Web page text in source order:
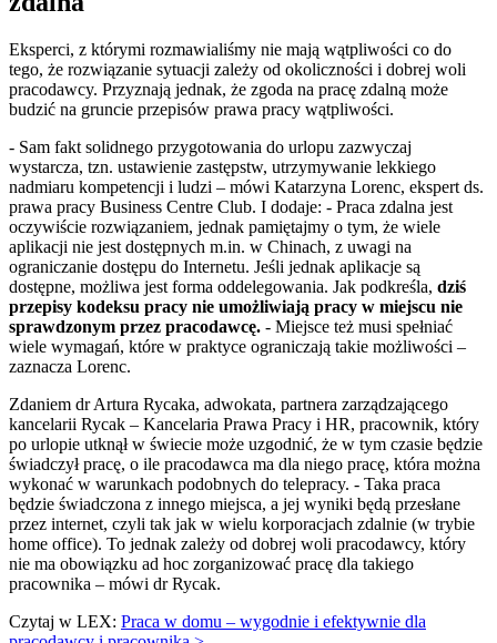
Eksperci, z którymi rozmawialiśmy nie mają wątpliwości co do
tego, że rozwiązanie sytuacji zależy od okoliczności i dobrej woli
pracodawcy. Przyznają jednak, że zgoda na pracę zdalną może
budzić na gruncie przepisów prawa pracy wątpliwości.
- Sam fakt solidnego przygotowania do urlopu zazwyczaj
wystarcza, tzn. ustawienie zastępstw, utrzymywanie lekkiego
nadmiaru kompetencji i ludzi – mówi Katarzyna Lorenc, ekspert ds.
prawa pracy Business Centre Club. I dodaje: - Praca zdalna jest
oczywiście rozwiązaniem, jednak pamiętajmy o tym, że wiele
aplikacji nie jest dostępnych m.in. w Chinach, z uwagi na
ograniczanie dostępu do Internetu. Jeśli jednak aplikacje są
dostępne, możliwa jest forma oddelegowania. Jak podkreśla, dziś
przepisy kodeksu pracy nie umożliwiają pracy w miejscu nie
sprawdzonym przez pracodawcę. - Miejsce też musi spełniać
wiele wymagań, które w praktyce ograniczają takie możliwości –
zaznacza Lorenc.
Zdaniem dr Artura Rycaka, adwokata, partnera zarządzającego
kancelarii Rycak – Kancelaria Prawa Pracy i HR, pracownik, który
po urlopie utknął w świecie może uzgodnić, że w tym czasie będzie
świadczył pracę, o ile pracodawca ma dla niego pracę, która można
wykonać w warunkach podobnych do telepracy. - Taka praca
będzie świadczona z innego miejsca, a jej wyniki będą przesłane
przez internet, czyli tak jak w wielu korporacjach zdalnie (w trybie
home office). To jednak zależy od dobrej woli pracodawcy, który
nie ma obowiązku ad hoc zorganizować pracę dla takiego
pracownika – mówi dr Rycak.
Czytaj w LEX: Praca w domu – wygodnie i efektywnie dla